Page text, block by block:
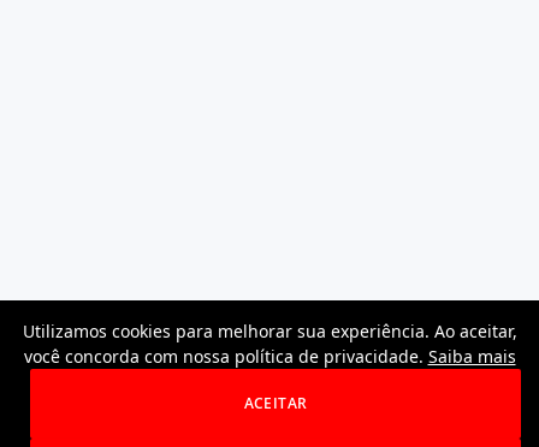
Utilizamos cookies para melhorar sua experiência. Ao aceitar,
você concorda com nossa política de privacidade. Saiba mais
ACEITAR